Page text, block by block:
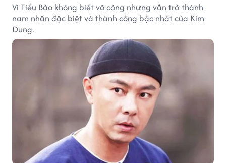
Vi Tiểu Bảo không biết võ công nhưng vẫn trở thành
nam nhân đặc biệt và thành công bậc nhất của Kim
Dung.